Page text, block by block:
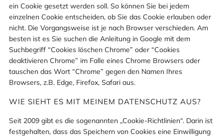
ein Cookie gesetzt werden soll. So können Sie bei jedem
einzelnen Cookie entscheiden, ob Sie das Cookie erlauben oder
nicht. Die Vorgangsweise ist je nach Browser verschieden. Am
besten ist es Sie suchen die Anleitung in Google mit dem
Suchbegriff “Cookies löschen Chrome” oder “Cookies
deaktivieren Chrome” im Falle eines Chrome Browsers oder
tauschen das Wort “Chrome” gegen den Namen Ihres
Browsers, z.B. Edge, Firefox, Safari aus.
WIE SIEHT ES MIT MEINEM DATENSCHUTZ AUS?
Seit 2009 gibt es die sogenannten „Cookie-Richtlinien“. Darin ist
festgehalten, dass das Speichern von Cookies eine Einwilligung